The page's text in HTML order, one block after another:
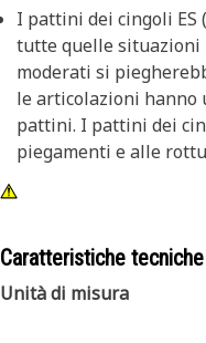
I pattini dei cingoli ES
tutte quelle
moderati si
le articolazioni hanno
pattini. I pattini dei
piegamenti e alle
pattini per impieghi
I pattini del cingolo
trapezoidale tra i
Caratteristiche tecniche
Unità di misura